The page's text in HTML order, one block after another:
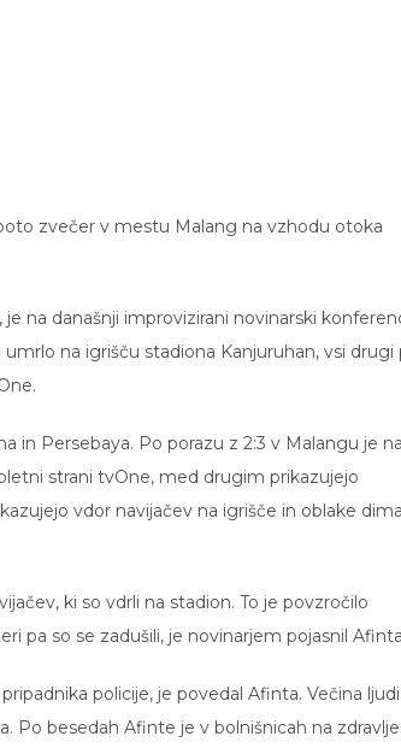
zvečer v mestu Malang na vzhodu otoka
na današnji improvizirani novinarski
na igrišču stadiona Kanjuruhan, vsi drugi
in Persebaya. Po porazu z 2:3 v Malangu je na
strani tvOne, med drugim prikazujejo
vdor navijačev na igrišče in oblake
ki so vdrli na stadion. To je povzročilo
pa so se zadušili, je novinarjem pojasnil
policije, je povedal Afinta. Večina
Po besedah Afinte je v bolnišnicah na